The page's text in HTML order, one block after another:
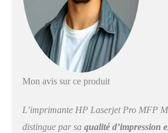
Mon avis sur ce produit
L’imprimante HP Laserjet Pro MFP
distingue par sa qualité d’impression